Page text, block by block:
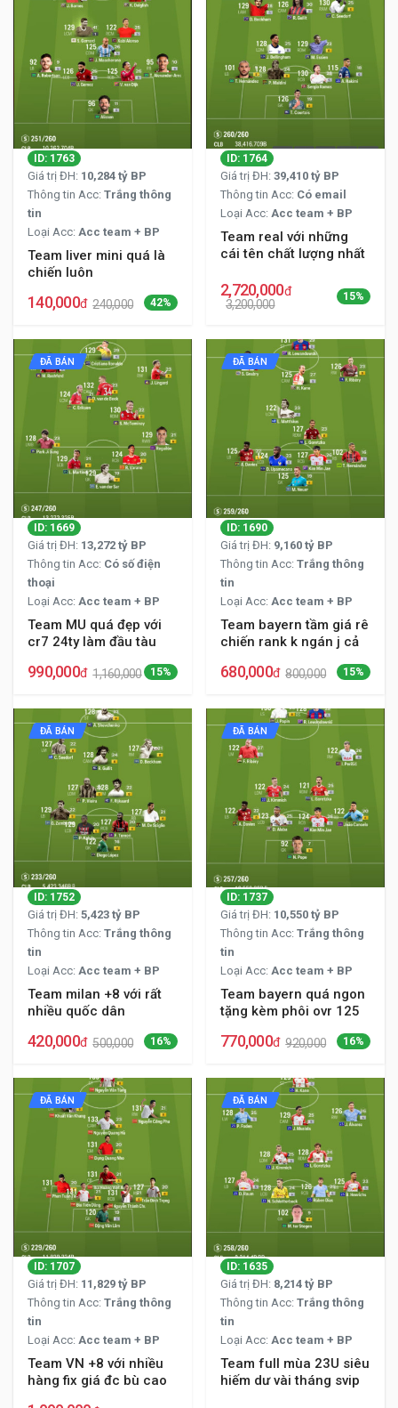
ID: 1763
Giá trị ĐH: 10,284 tỷ BP
Thông tin Acc: Trắng thông
tin
Loại Acc: Acc team + BP
Team liver mini quá là
chiến luôn
140,000đ 240,000 42%
ID: 1764
Giá trị ĐH: 39,410 tỷ BP
Thông tin Acc: Có email
Loại Acc: Acc team + BP
Team real với những
cái tên chất lượng nhất
2,720,000đ
3,200,000
15%
ID: 1669
Giá trị ĐH: 13,272 tỷ BP
Thông tin Acc: Có số điện
thoại
Loại Acc: Acc team + BP
ĐÃ BÁN
Team MU quá đẹp với
cr7 24ty làm đầu tàu
990,000đ 1,160,000 15%
ID: 1690
Giá trị ĐH: 9,160 tỷ BP
Thông tin Acc: Trắng thông
tin
Loại Acc: Acc team + BP
ĐÃ BÁN
Team bayern tầm giá rê
chiến rank k ngán j cả
680,000đ 800,000 15%
ID: 1752
Giá trị ĐH: 5,423 tỷ BP
Thông tin Acc: Trắng thông
tin
Loại Acc: Acc team + BP
ĐÃ BÁN
Team milan +8 với rất
nhiều quốc dân
420,000đ 500,000 16%
ID: 1737
Giá trị ĐH: 10,550 tỷ BP
Thông tin Acc: Trắng thông
tin
Loại Acc: Acc team + BP
ĐÃ BÁN
Team bayern quá ngon
tặng kèm phôi ovr 125
770,000đ 920,000 16%
ID: 1707
Giá trị ĐH: 11,829 tỷ BP
Thông tin Acc: Trắng thông
tin
Loại Acc: Acc team + BP
ĐÃ BÁN
Team VN +8 với nhiều
hàng fix giá đc bù cao
ID: 1635
Giá trị ĐH: 8,214 tỷ BP
Thông tin Acc: Trắng thông
tin
Loại Acc: Acc team + BP
ĐÃ BÁN
Team full mùa 23U siêu
hiếm dư vài tháng svip